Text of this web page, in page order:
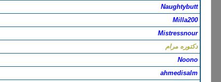
Naughtybutt
Milla200
Mistressnour
دكتوره مرام
Noono
ahmedisalm